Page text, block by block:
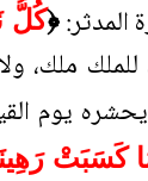
المدثر:﴿كُلُّ
للملك
يوم
كَسَبَتْ